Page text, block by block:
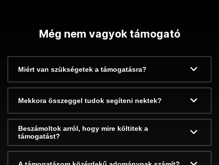
Még nem vagyok támogató
Miért van szükségetek a támogatásra?
Mekkora összeggel tudok segíteni nektek?
Beszámoltok arról, hogy mire költitek a
támogatást?